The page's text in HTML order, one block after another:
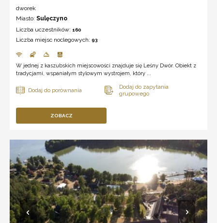
dworek
Miasto: Sulęczyno
Liczba uczestników: 160
Liczba miejsc noclegowych: 93
W jednej z kaszubskich miejscowości znajduje się Leśny Dwór. Obiekt z
tradycjami, wspaniałym stylowym wystrojem, który ...
ZOBACZ